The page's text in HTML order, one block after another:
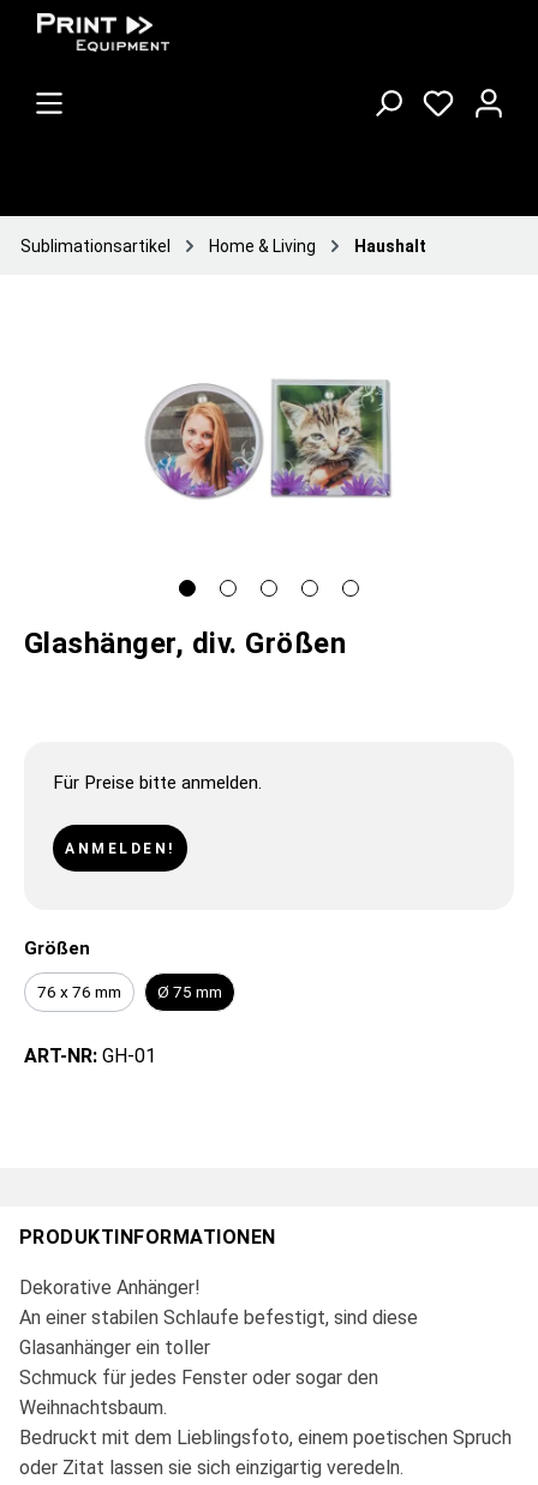
Sublimationsartikel Home & Living Haushalt
Glashänger, div. Größen
Für Preise bitte anmelden.
ANMELDEN!
Größen
76 x 76 mm Ø 75 mm
ART-NR: GH-01
PRODUKTINFORMATIONEN
Dekorative Anhänger!
An einer stabilen Schlaufe befestigt, sind diese
Glasanhänger ein toller
Schmuck für jedes Fenster oder sogar den
Weihnachtsbaum.
Bedruckt mit dem Lieblingsfoto, einem poetischen Spruch
oder Zitat lassen sie sich einzigartig veredeln.